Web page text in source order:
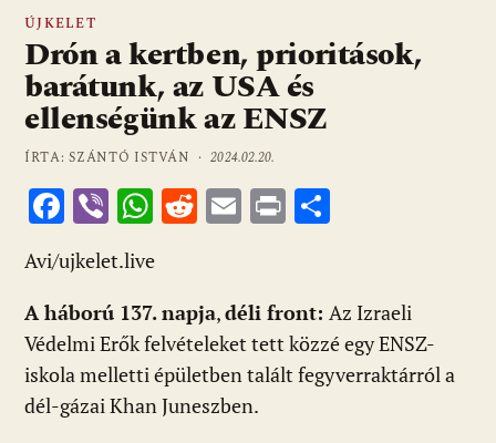
ÚJKELET
Drón a kertben, prioritások,
barátunk, az USA és
ellenségünk az ENSZ
ÍRTA: SZÁNTÓ ISTVÁN ·2024.02.20.
F
ac
e
b
o
o
k
Vi
b
er
W
at
s
A
p
p
R
di
t
E
l
Pr
m
e
g
Avi/ujkelet.live
A háború 137. napja,déli front: Az Izraeli
Védelmi Erők felvételeket tett közzé egy ENSZ-
iskola melletti épületben talált fegyverraktárról a
dél-gázai Khan Juneszben.